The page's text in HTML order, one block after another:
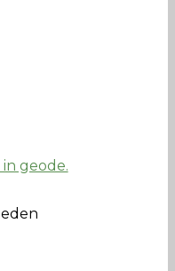
geode.